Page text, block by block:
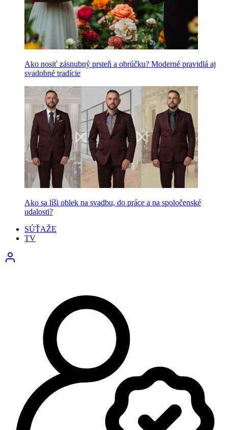
Ako nosiť zásnubný prsteň a obrúčku? Moderné pravidlá aj
svadobné tradície
Ako sa líši oblek na svadbu, do práce a na spoločenské
udalosti?
SÚŤAŽE
TV